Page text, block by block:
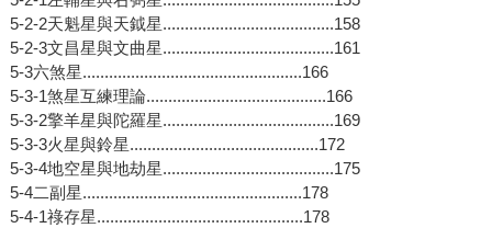
5-2-2天魁星與天鉞星.......................................158
5-2-3文昌星與文曲星.......................................161
5-3六煞星..................................................166
5-3-1煞星互練理論.........................................166
5-3-2擎羊星與陀羅星.......................................169
5-3-3火星與鈴星...........................................172
5-3-4地空星與地劫星.......................................175
5-4二副星..................................................178
5-4-1祿存星...............................................178